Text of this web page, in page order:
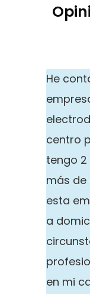
He
centro
tengo
más de
esta
a
en mi